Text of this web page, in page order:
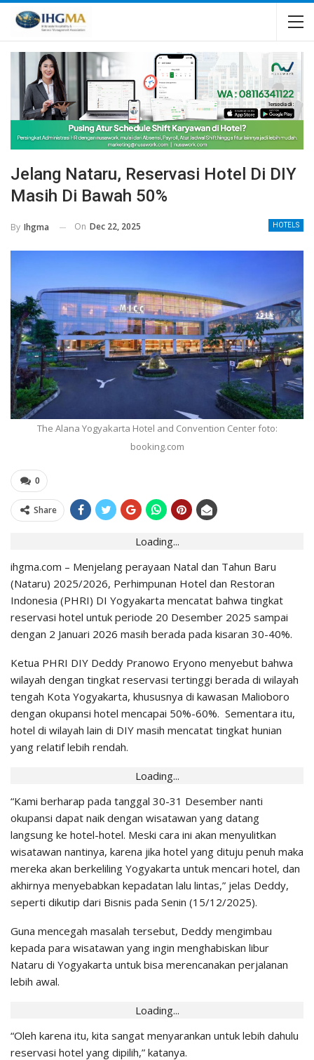
Jelang Nataru, Reservasi Hotel Di DIY
Masih Di Bawah 50%
HOTELS
By Ihgma On Dec 22, 2025
The Alana Yogyakarta Hotel and Convention Center foto:
booking.com
0
Share
Loading...
ihgma.com – Menjelang perayaan Natal dan Tahun Baru
(Nataru) 2025/2026, Perhimpunan Hotel dan Restoran
Indonesia (PHRI) DI Yogyakarta mencatat bahwa tingkat
reservasi hotel untuk periode 20 Desember 2025 sampai
dengan 2 Januari 2026 masih berada pada kisaran 30-40%.
Ketua PHRI DIY Deddy Pranowo Eryono menyebut bahwa
wilayah dengan tingkat reservasi tertinggi berada di wilayah
tengah Kota Yogyakarta, khususnya di kawasan Malioboro
dengan okupansi hotel mencapai 50%-60%. Sementara itu,
hotel di wilayah lain di DIY masih mencatat tingkat hunian
yang relatif lebih rendah.
Loading...
“Kami berharap pada tanggal 30-31 Desember nanti
okupansi dapat naik dengan wisatawan yang datang
langsung ke hotel-hotel. Meski cara ini akan menyulitkan
wisatawan nantinya, karena jika hotel yang dituju penuh maka
mereka akan berkeliling Yogyakarta untuk mencari hotel, dan
akhirnya menyebabkan kepadatan lalu lintas,” jelas Deddy,
seperti dikutip dari Bisnis pada Senin (15/12/2025).
Guna mencegah masalah tersebut, Deddy mengimbau
kepada para wisatawan yang ingin menghabiskan libur
Nataru di Yogyakarta untuk bisa merencanakan perjalanan
lebih awal.
Loading...
“Oleh karena itu, kita sangat menyarankan untuk lebih dahulu
reservasi hotel yang dipilih,” katanya.